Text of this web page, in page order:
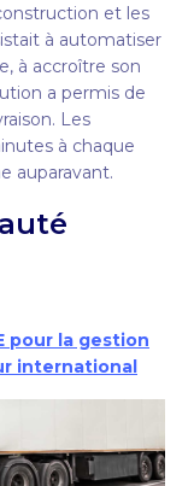
et les
à automatiser
à accroître son
a permis de
Les
à chaque
auparavant.
pour la gestion
international